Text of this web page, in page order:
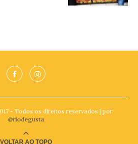
- Todos os direitos reservados | por
@riodegusta
VOLTAR AO TOPO